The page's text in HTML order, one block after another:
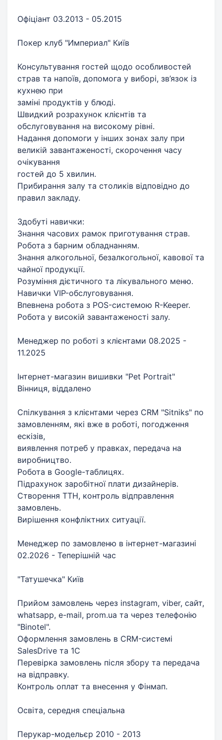
Офіціант 03.2013 - 05.2015
Покер клуб "Империал" Київ
Консультування гостей щодо особливостей
страв та напоїв, допомога у виборі, зв’язок із
кухнею при
заміні продуктів у блюді.
Швидкий розрахунок клієнтів та
обслуговування на високому рівні.
Надання допомоги у інших зонах залу при
великій завантаженості, скорочення часу
очікування
гостей до 5 хвилин.
Прибирання залу та столиків відповідно до
правил закладу.
Здобуті навички:
Знання часових рамок приготування страв.
Робота з барним обладнанням.
Знання алкогольної, безалкогольної, кавової та
чайної продукції.
Розуміння дієтичного та лікувального меню.
Навички VIP-обслуговування.
Впевнена робота з POS-системою R-Keeper.
Робота у високій завантаженості залу.
Менеджер по роботі з клієнтами 08.2025 -
11.2025
Інтернет-магазин вишивки "Pet Portrait"
Вінниця, віддалено
Спілкування з клієнтами через CRM "Sitniks" по
замовленням, які вже в роботі, погодження
ескізів,
виявлення потреб у правках, передача на
виробництво.
Робота в Google-таблицях.
Підрахунок заробітної плати дизайнерів.
Створення ТТН, контроль відправлення
замовлень.
Вирішення конфліктних ситуації.
Менеджер по замовленю в інтернет-магазині
02.2026 - Теперішній час
"Татушечка" Київ
Прийом замовлень через instagram, viber, сайт,
whatsapp, e-mail, prom.ua та через телефонію
"Binotel".
Оформлення замовлень в CRM-системі
SalesDrive та 1C
Перевірка замовлень після збору та передача
на відправку.
Контроль оплат та внесення у Фінмап.
Освіта, середня спеціальна
Перукар-модельєр 2010 - 2013